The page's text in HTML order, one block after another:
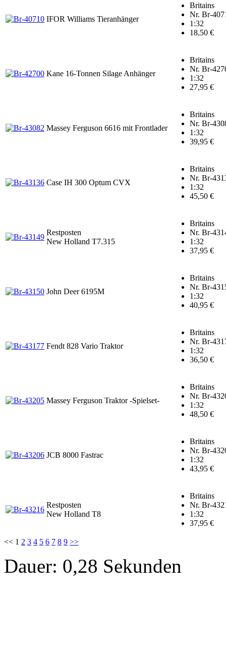
IFOR Williams Tieranhänger
Britains
Nr. Br-
1:32
18,50 €
Kane 16-Tonnen Silage Anhänger
Britains
Nr. Br-
1:32
27,95 €
Massey Ferguson 6616 mit Frontlader
Britains
Nr. Br-
1:32
39,95 €
Case IH 300 Optum CVX
Britains
Nr. Br-
1:32
45,50 €
Restposten
New Holland T7.315
Britains
Nr. Br-
1:32
37,95 €
John Deer 6195M
Britains
Nr. Br-
1:32
40,95 €
Fendt 828 Vario Traktor
Britains
Nr. Br-
1:32
36,50 €
Massey Ferguson Traktor -Spielset-
Britains
Nr. Br-
1:32
48,50 €
JCB 8000 Fastrac
Britains
Nr. Br-
1:32
43,95 €
Restposten
New Holland T8
Britains
Nr. Br-
1:32
37,95 €
<< 1 2 3 4 5 6 7 8 9 >>
Dauer: 0,28 Sekunden